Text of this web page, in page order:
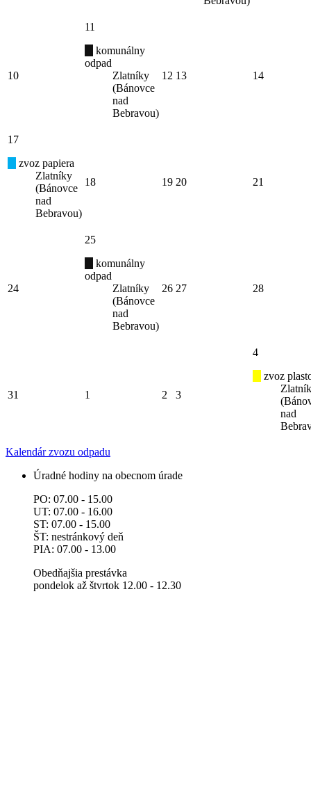
10
11
komunálny
odpad
Zlatníky
(Bánovce
nad
Bebravou)
12 13 14
17
zvoz papiera
Zlatníky
(Bánovce
nad
Bebravou)
18 19 20 21
24
25
komunálny
odpad
Zlatníky
(Bánovce
nad
Bebravou)
26 27 28
31 1 2 3
4
zvoz
nad
Kalendár zvozu odpadu
Úradné hodiny na obecnom úrade
PO: 07.00 - 15.00
UT: 07.00 - 16.00
ST: 07.00 - 15.00
ŠT: nestránkový deň
PIA: 07.00 - 13.00
Obedňajšia prestávka
pondelok až štvrtok 12.00 - 12.30